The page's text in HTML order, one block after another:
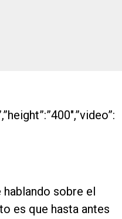
sobre el
es que hasta antes